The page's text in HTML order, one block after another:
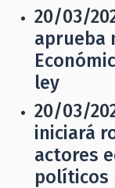
20/03/
aprueba
ley
20/03/
iniciará
actores
políticos